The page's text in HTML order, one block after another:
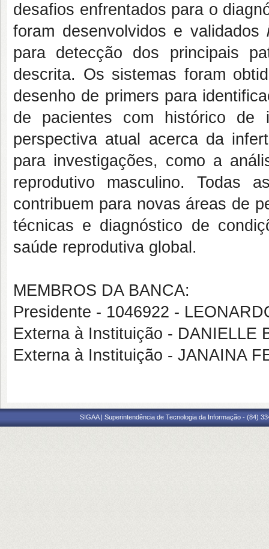
desafios enfrentados para o
foram desenvolvidos e validados
para detecção dos principais
descrita. Os sistemas foram
desenho de primers para
de pacientes com histórico de
perspectiva atual acerca da
para investigações, como a
reprodutivo masculino. Todas
contribuem para novas áreas de
técnicas e diagnóstico de
saúde reprodutiva global.
MEMBROS DA BANCA:
Presidente - 1046922 -
Externa à Instituição - DANIELLE
Externa à Instituição - JANAINA
SIGAA | Superintendência de Tecnologia da Informação - (84)